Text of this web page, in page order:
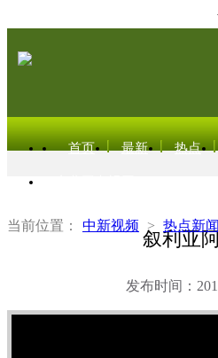
首页 最新 热点
当前位置： 中新视频 > 热点新闻
叙利亚
发布时间：